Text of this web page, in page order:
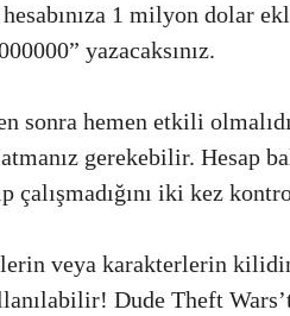
1 milyon dolar
yazacaksınız.
sonra hemen etkili
gerekebilir. Hesap
çalışmadığını iki kez
veya karakterlerin
Dude Theft